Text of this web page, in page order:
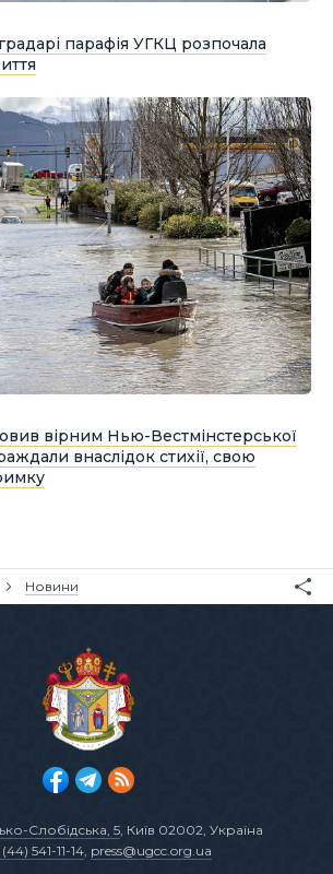
парафія УГКЦ розпочала
вірним Нью-Вестмінстерської
внаслідок стихії, свою
Новини
Слобідська, 5, Київ 02002, Україна
541-11-14, press@ugcc.org.ua